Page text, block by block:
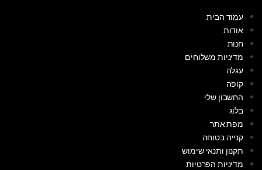
עמוד הבית
אודות
חנות
מדיניות משלוחים
עגלה
קופה
החשבון שלי
בלוג
מפת אתר
קנייה בטוחה
תקנון ותנאי שימוש
מדיניות הפרטיות